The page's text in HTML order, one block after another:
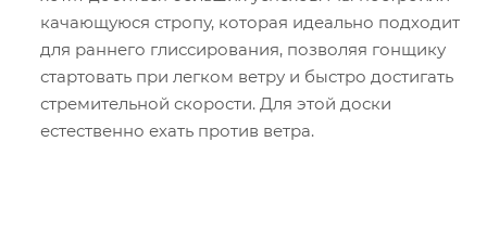
качающуюся стропу, которая идеально подходит
для раннего глиссирования, позволяя гонщику
стартовать при легком ветру и быстро достигать
стремительной скорости. Для этой доски
естественно ехать против ветра.